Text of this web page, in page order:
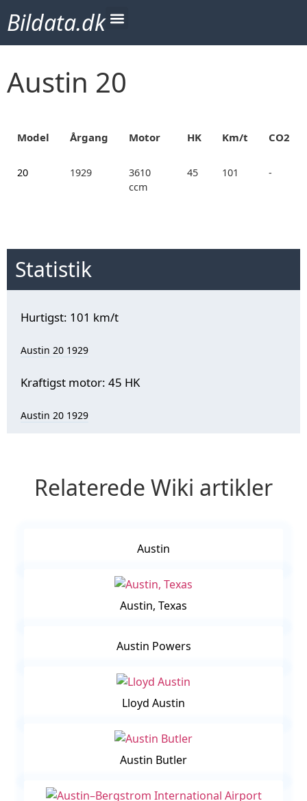
Bildata.dk
Austin 20
Model Årgang Motor HK Km/t CO2
20 1929
3610
ccm
45 101 -
Statistik
Hurtigst: 101 km/t
Austin 20 1929
Kraftigst motor: 45 HK
Austin 20 1929
Relaterede Wiki artikler
Austin
Austin, Texas
Austin Powers
Lloyd Austin
Austin Butler